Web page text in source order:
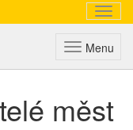
Triada
Menu
měst